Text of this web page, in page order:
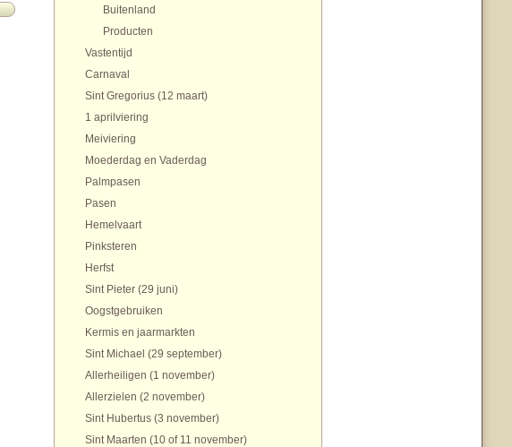
Buitenland
Producten
Vastentijd
Carnaval
Sint Gregorius (12 maart)
1 aprilviering
Meiviering
Moederdag en Vaderdag
Palmpasen
Pasen
Hemelvaart
Pinksteren
Herfst
Sint Pieter (29 juni)
Oogstgebruiken
Kermis en jaarmarkten
Sint Michael (29 september)
Allerheiligen (1 november)
Allerzielen (2 november)
Sint Hubertus (3 november)
Sint Maarten (10 of 11 november)